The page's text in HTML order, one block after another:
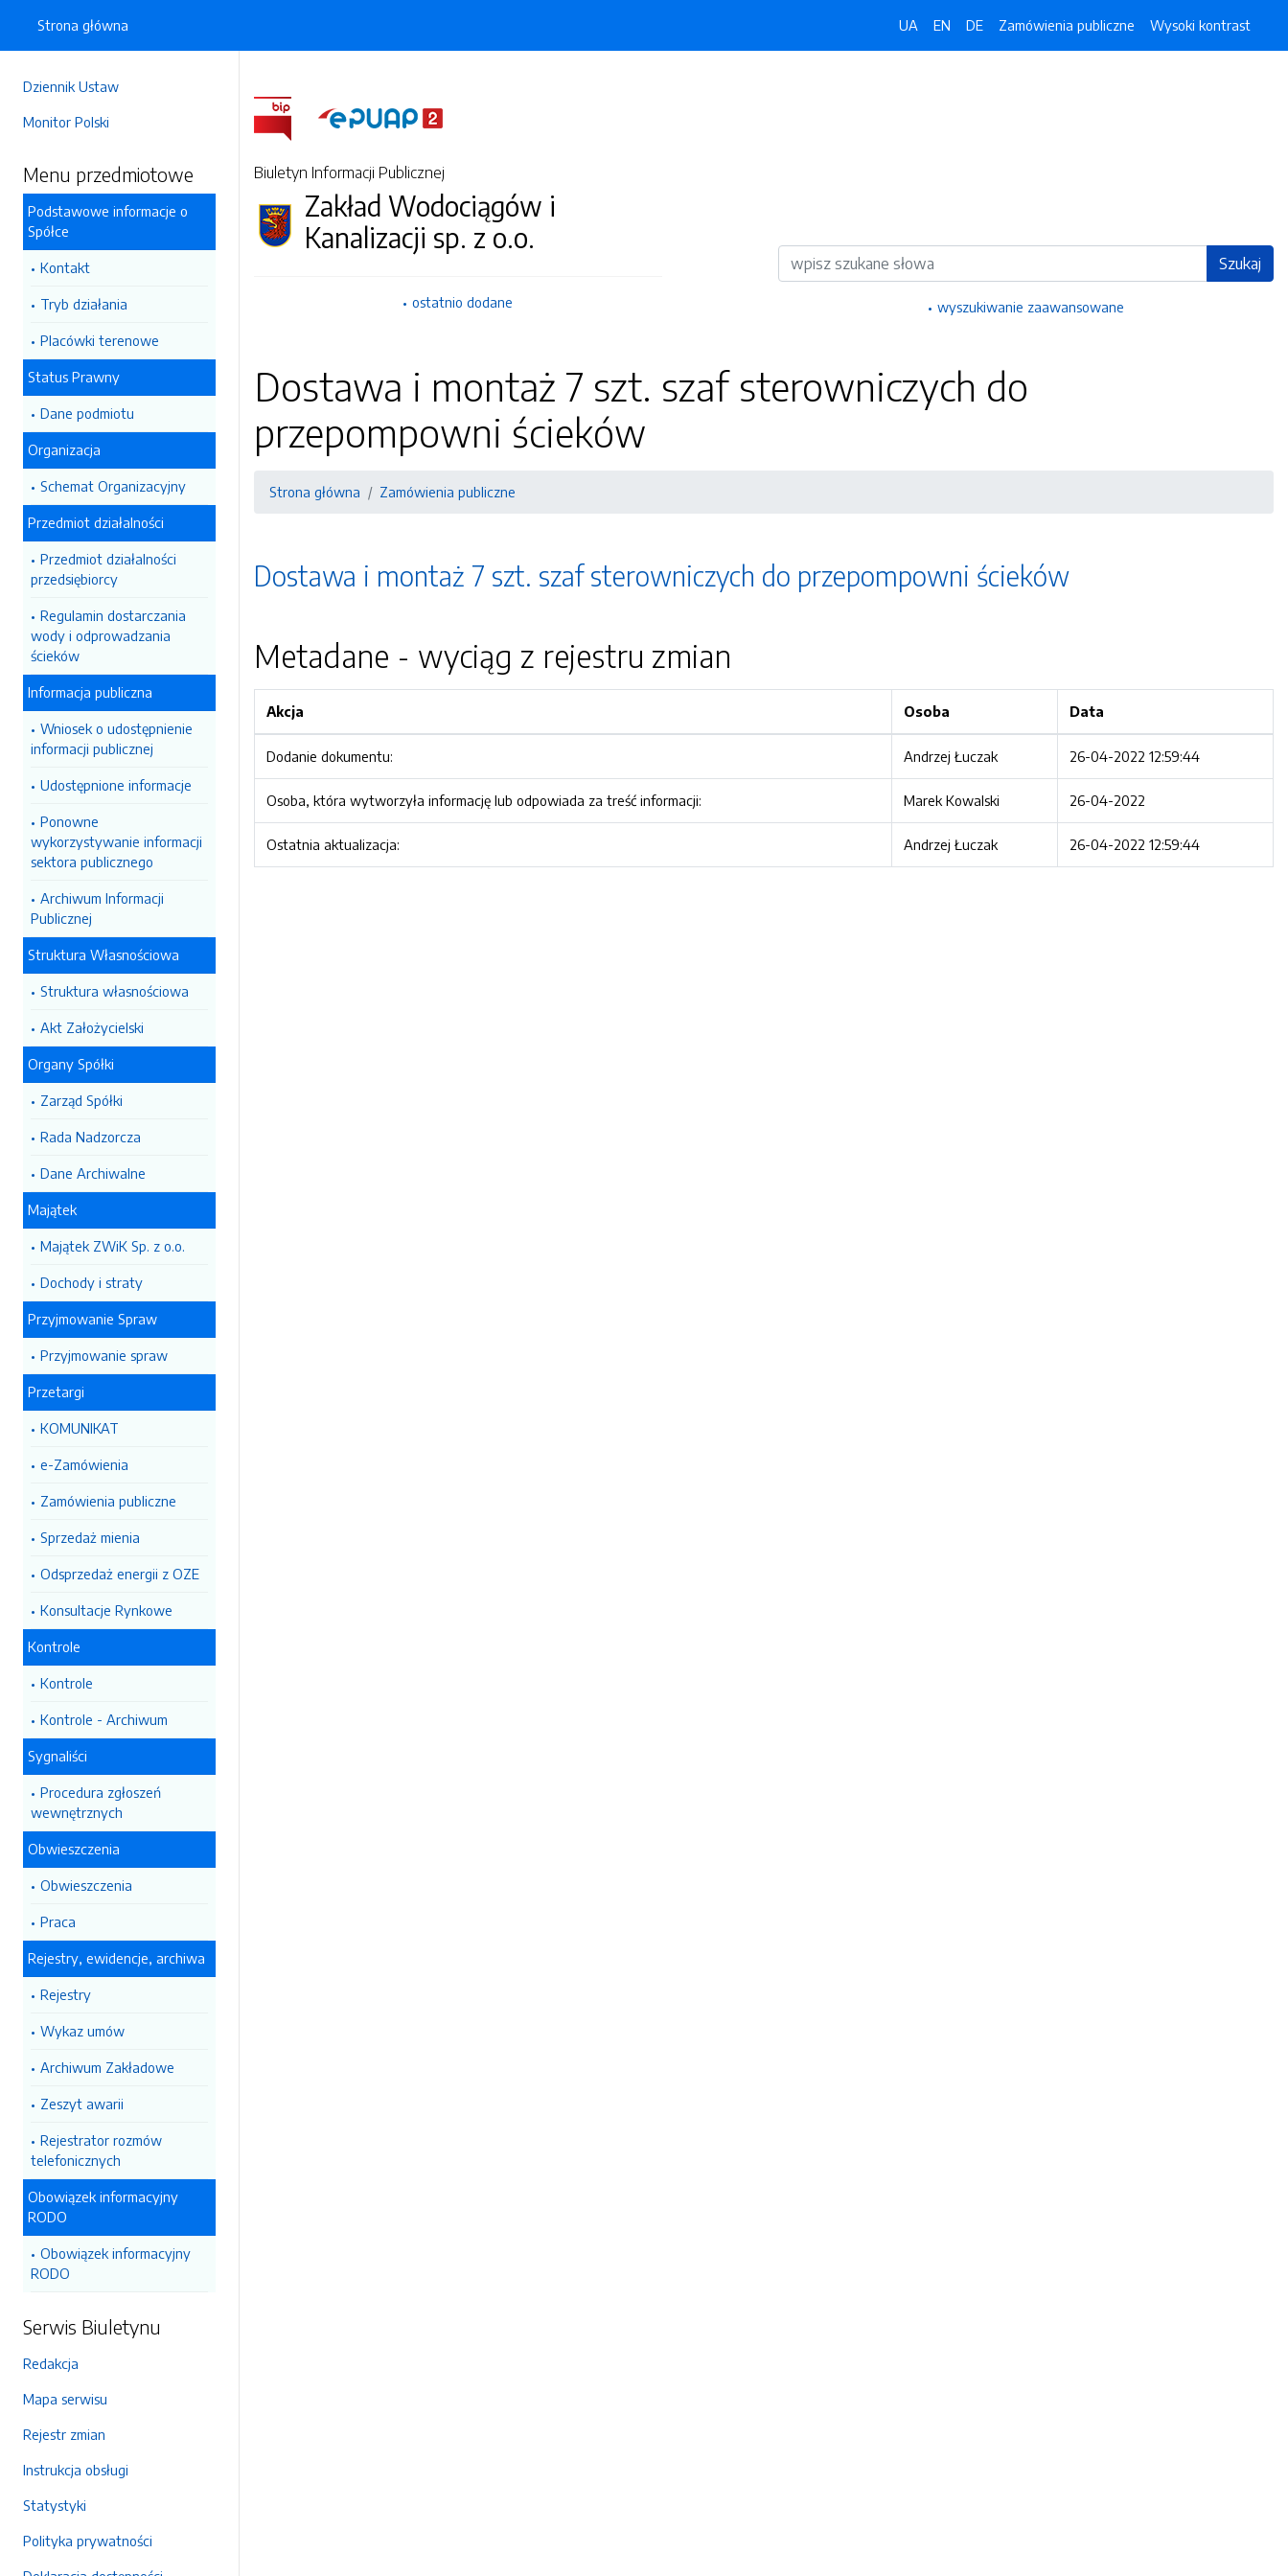
Dziennik Ustaw
Monitor Polski
Menu przedmiotowe
Podstawowe informacje o
Spółce
Kontakt
Tryb działania
Placówki terenowe
Status Prawny
Dane podmiotu
Organizacja
Schemat Organizacyjny
Przedmiot działalności
Przedmiot działalności
przedsiębiorcy
Regulamin dostarczania
wody i odprowadzania
ścieków
Informacja publiczna
Wniosek o udostępnienie
informacji publicznej
Udostępnione informacje
Ponowne
wykorzystywanie informacji
sektora publicznego
Archiwum Informacji
Publicznej
Struktura Własnościowa
Struktura własnościowa
Akt Założycielski
Organy Spółki
Zarząd Spółki
Rada Nadzorcza
Dane Archiwalne
Majątek
Majątek ZWiK Sp. z o.o.
Dochody i straty
Przyjmowanie Spraw
Przyjmowanie spraw
Przetargi
KOMUNIKAT
e-Zamówienia
Zamówienia publiczne
Sprzedaż mienia
Odsprzedaż energii z OZE
Konsultacje Rynkowe
Kontrole
Kontrole
Kontrole - Archiwum
Sygnaliści
Procedura zgłoszeń
wewnętrznych
Obwieszczenia
Obwieszczenia
Praca
Rejestry, ewidencje, archiwa
Rejestry
Wykaz umów
Archiwum Zakładowe
Zeszyt awarii
Rejestrator rozmów
telefonicznych
Obowiązek informacyjny
RODO
Obowiązek informacyjny
RODO
Serwis Biuletynu
Redakcja
Mapa serwisu
Rejestr zmian
Instrukcja obsługi
Statystyki
Polityka prywatności
Strona główna UA EN DE Zamówienia publiczne Wysoki kontrast
Biuletyn Informacji Publicznej
Zakład Wodociągów i
Kanalizacji sp. z o.o.
ostatnio dodane
Wyszukiwarka Szukaj
wyszukiwanie zaawansowane
Dostawa i montaż 7 szt. szaf sterowniczych do
przepompowni ścieków
Strona główna Zamówienia publiczne
Dostawa i montaż 7 szt. szaf sterowniczych do przepompowni ścieków
Metadane - wyciąg z rejestru zmian
Akcja Osoba Data
Dodanie dokumentu: Andrzej Łuczak 26-04-2022 12:59:44
Osoba, która wytworzyła informację lub odpowiada za treść informacji: Marek Kowalski 26-04-2022
Ostatnia aktualizacja: Andrzej Łuczak 26-04-2022 12:59:44